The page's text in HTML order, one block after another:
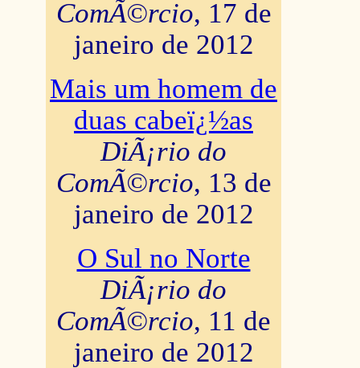
ComÃ©rcio, 17 de
janeiro de 2012
Mais um homem de
duas cabeï¿½as
DiÃ¡rio do
ComÃ©rcio, 13 de
janeiro de 2012
O Sul no Norte
DiÃ¡rio do
ComÃ©rcio, 11 de
janeiro de 2012